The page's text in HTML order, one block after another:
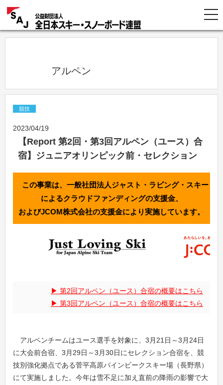
            アルペン
競技
2023/04/19
【Report 第2回・第3回アルペン（ユース）合
宿】ジュニアオリンピック前・セレクション
この事業は、一般社団法人ジャスト・ラビング・スキー
によるクラウドファンディングの支援金、
およびJCOM株式会社の支援金により実施しています。
第2回アルペン（ユース）合宿の概要はこちら
第3回アルペン（ユース）合宿の概要はこちら
アルペンチームはユース選手を対象に、3月21日～3月24日
に大会前合宿、3月29日～3月30日にセレクション合宿を、競
技別強化拠点である菅平高原パインビークスキー場（長野県）
にて実施しました。今年は雪不足に加え直前の降雨の影響で大